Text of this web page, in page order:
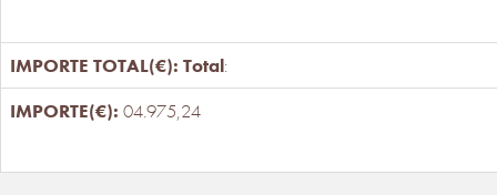
Total:
04.975,24